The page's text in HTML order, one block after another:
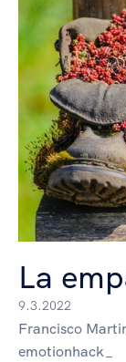
La
9.3.2022
Francisco
emotionhack_